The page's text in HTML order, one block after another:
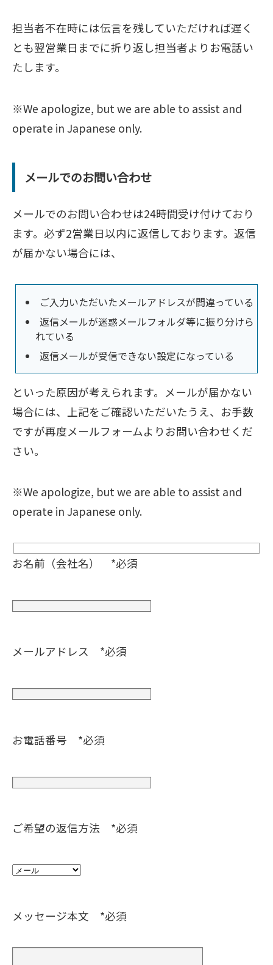
担当者不在時には伝言を残していただければ遅く
とも翌営業日までに折り返し担当者よりお電話い
たします。
※We apologize, but we are able to assist and
operate in Japanese only.
メールでのお問い合わせ
メールでのお問い合わせは24時間受け付けており
ます。必ず2営業日以内に返信しております。返信
が届かない場合には、
ご入力いただいたメールアドレスが間違っている
返信メールが迷惑メールフォルダ等に振り分けら
れている
返信メールが受信できない設定になっている
といった原因が考えられます。メールが届かない
場合には、上記をご確認いただいたうえ、お手数
ですが再度メールフォームよりお問い合わせくだ
さい。
※We apologize, but we are able to assist and
operate in Japanese only.
お名前（会社名） *必須
メールアドレス *必須
お電話番号 *必須
ご希望の返信方法 *必須
メッセージ本文 *必須